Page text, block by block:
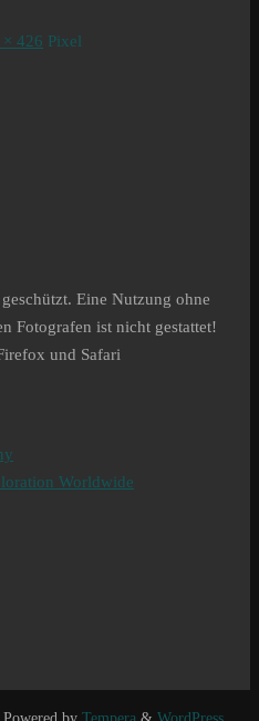
× 426 Pixel
Eine Nutzung ohne
Fotografen ist nicht gestattet!
und Safari
Worldwide